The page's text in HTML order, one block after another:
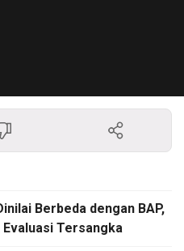
Berbeda dengan BAP,
Tersangka